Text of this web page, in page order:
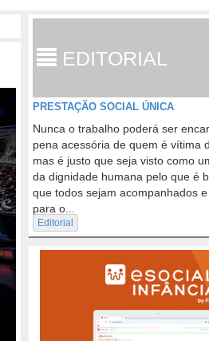
EDITORIAL
PRESTAÇÃO SOCIAL ÚNICA
Nunca o trabalho poderá ser
pena acessória de quem é vítima
mas é justo que seja visto como
da dignidade humana pelo que é
que todos sejam acompanhados
para o...
Editorial